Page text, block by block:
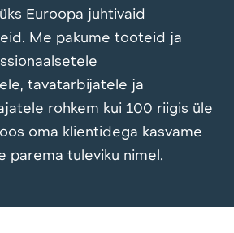
Euroopa juhtivaid
Me pakume tooteid ja
tavatarbijatele ja
rohkem kui 100 riigis üle
oma klientidega kasvame
parema tuleviku nimel.